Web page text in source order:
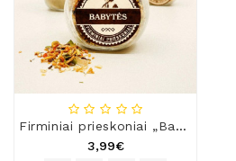
Firminiai prieskoniai „Babytės“
3,99€